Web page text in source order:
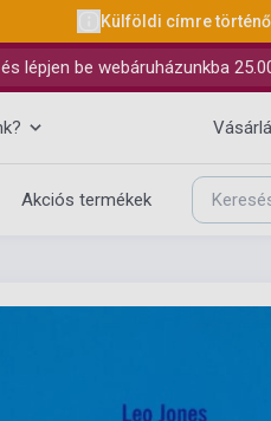
Külföldi címre
lépjen be webáruházunkba
Akciós termékek